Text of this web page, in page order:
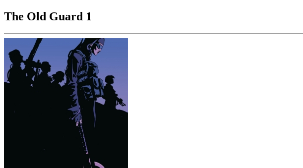
The Old Guard 1